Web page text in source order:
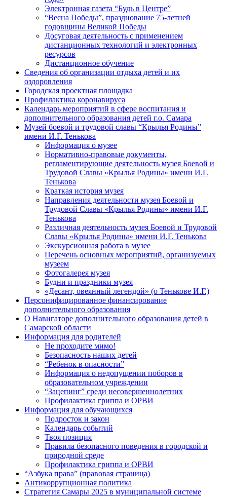
Электронная газета “Будь в Центре”
“Весна Победы”, празднование 75-летней
годовщины Великой Победы
Досуговая деятельность с применением
дистанционных технологий и электронных
ресурсов
Дистанционное обучение
Сведения об организации отдыха детей и их
оздоровления
Городская проектная площадка
Профилактика коронавируса
Календарь мероприятий в сфере воспитания и
дополнительного образования детей г.о. Самара
Музей боевой и трудовой славы “Крылья Родины”
имени И.Г. Тенькова
Информация о музее
Нормативно-правовые документы,
регламентирующие деятельность музея Боевой и
Трудовой Славы «Крылья Родины» имени И.Г.
Тенькова
Краткая история музея
Направления деятельности музея Боевой и
Трудовой Славы «Крылья Родины» имени И.Г.
Тенькова
Различная деятельность музея Боевой и Трудовой
Славы «Крылья Родины» имени И.Г. Тенькова
Экскурсионная работа в музее
Перечень основных мероприятий, организуемых
музеем
Фотогалерея музея
Будни и праздники музея
«Десант, овеянный легендой» (о Тенькове И.Г.)
Персонифицированное финансирование
дополнительного образования
О Навигаторе дополнительного образования детей в
Самарской области
Информация для родителей
Не проходите мимо!
Безопасность наших детей
“Ребенок в опасности”
Информация о недопущении поборов в
образовательном учреждении
“Зацепинг” среди несовершеннолетних
Профилактика гриппа и ОРВИ
Информация для обучающихся
Подросток и закон
Календарь событий
Твоя позиция
Правила безопасного поведения в городской и
природной среде
Профилактика гриппа и ОРВИ
“Азбука права” (правовая страница)
Антикоррупционная политика
Стратегия Самары 2025 в муниципальной системе